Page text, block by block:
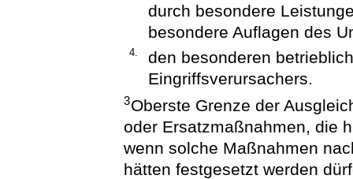
durch besondere
besondere Auflagen des
4.
den besonderen
Eingriffsverursachers.
3Oberste Grenze der
oder Ersatzmaßnahmen, die
wenn solche Maßnahmen
hätten festgesetzt werden